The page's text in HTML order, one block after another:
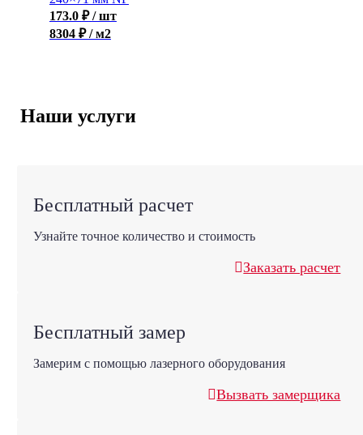
173.0 ₽ / шт
8304 ₽ / м2
Наши услуги
Бесплатный расчет
Узнайте точное количество и стоимость
Заказать расчет
Бесплатный замер
Замерим с помощью лазерного оборудования
Вызвать замерщика